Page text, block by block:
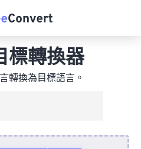
標轉換器
轉換為目標語言。